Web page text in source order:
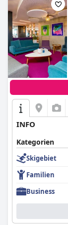
INFO
Kategorien
Skigebiet
Familien
Business